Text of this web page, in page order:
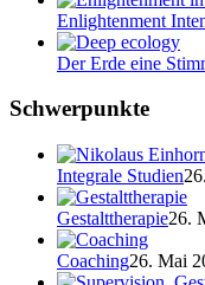
Enlightenment
Der Erde eine
Schwerpunkte
Integrale Studien
Gestalttherapie26.
Coaching26. Mai